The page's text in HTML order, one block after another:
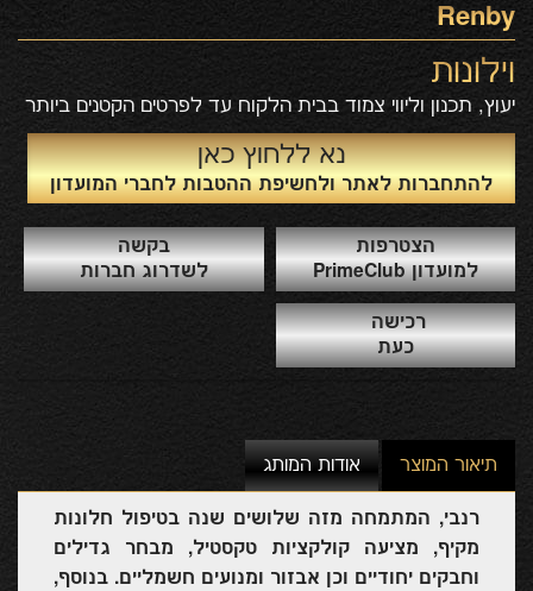
Renby
וילונות
יעוץ, תכנון וליווי צמוד בבית הלקוח עד לפרטים הקטנים ביותר
נא ללחוץ כאן
להתחברות לאתר ולחשיפת ההטבות לחברי המועדון
הצטרפות
למועדון PrimeClub
בקשה
לשדרוג חברות
רכישה
כעת
תיאור המוצר אודות המותג
רנבי, המתמחה מזה שלושים שנה בטיפול חלונות
מקיף, מציעה קולקציות טקסטיל, מבחר גדילים
וחבקים יחודיים וכן אבזור ומנועים חשמליים. בנוסף,